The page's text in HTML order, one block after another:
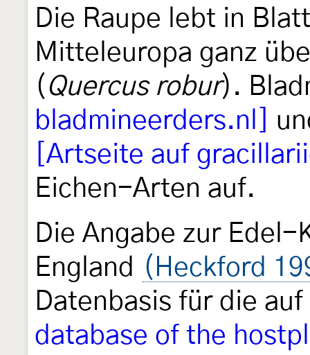
Die Raupe lebt in
Mitteleuropa ganz
( Quercus robur).
bladmineerders.nl]
[Artseite auf
Eichen-Arten auf.
Die Angabe zur Edel-
England (Heckford
Datenbasis für die
database of the